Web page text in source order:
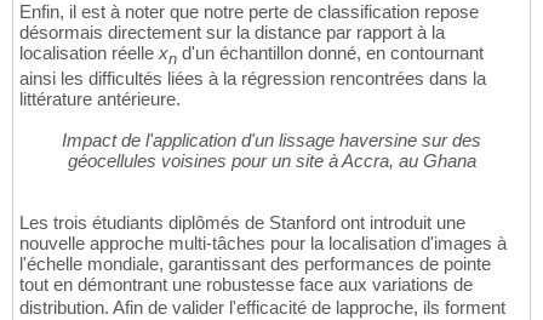
Enfin, il est à noter que notre perte de classification repose
désormais directement sur la distance par rapport à la
localisation réelle xn d'un échantillon donné, en contournant
ainsi les difficultés liées à la régression rencontrées dans la
littérature antérieure.
Impact de l'application d'un lissage haversine sur des
géocellules voisines pour un site à Accra, au Ghana
Les trois étudiants diplômés de Stanford ont introduit une
nouvelle approche multi-tâches pour la localisation d'images à
l'échelle mondiale, garantissant des performances de pointe
tout en démontrant une robustesse face aux variations de
distribution. Afin de valider l'efficacité de lapproche, ils forment